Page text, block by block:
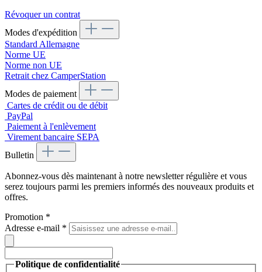
Révoquer un contrat
Modes d'expédition
Standard Allemagne
Norme UE
Norme non UE
Retrait chez CamperStation
Modes de paiement
Cartes de crédit ou de débit
PayPal
Paiement à l'enlèvement
Virement bancaire SEPA
Bulletin
Abonnez-vous dès maintenant à notre newsletter régulière et vous
serez toujours parmi les premiers informés des nouveaux produits et
offres.
Promotion *
Adresse e-mail *
Politique de confidentialité